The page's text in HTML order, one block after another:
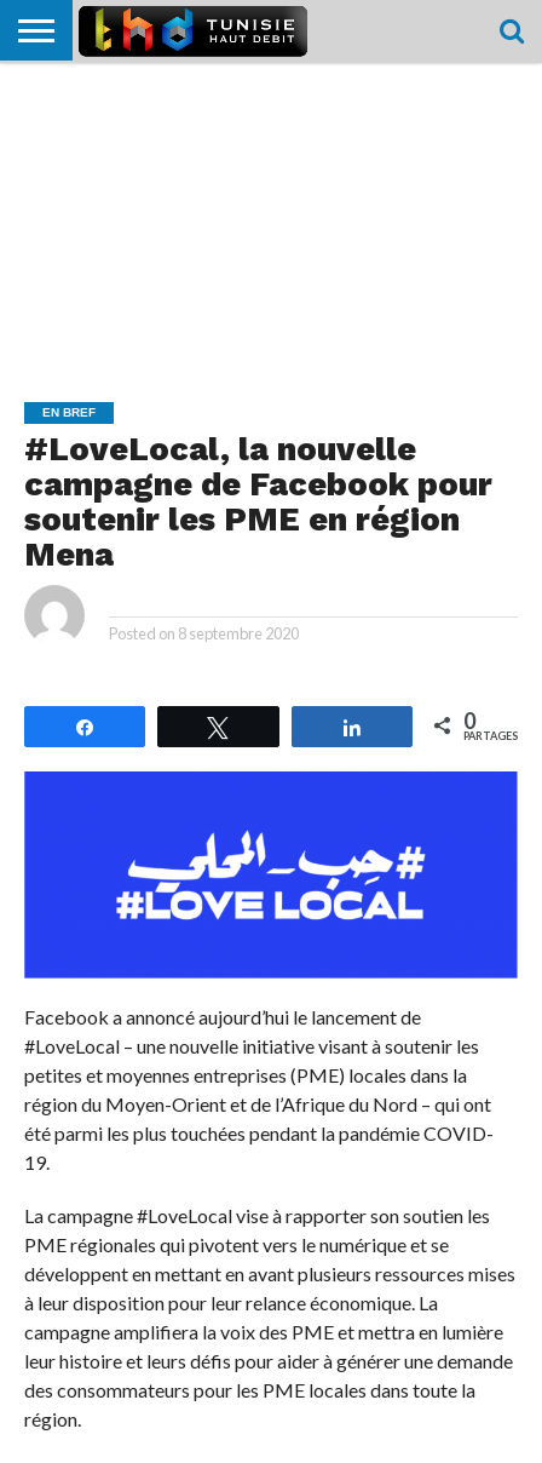
EN BREF
#LoveLocal, la nouvelle
campagne de Facebook pour
soutenir les PME en région
Mena
Posted on 8 septembre 2020
Partagez 0
PARTAGES
Facebook a annoncé aujourd’hui le lancement de
#LoveLocal – une nouvelle initiative visant à soutenir les
petites et moyennes entreprises (PME) locales dans la
région du Moyen-Orient et de l’Afrique du Nord – qui ont
été parmi les plus touchées pendant la pandémie COVID-
19.
La campagne #LoveLocal vise à rapporter son soutien les
PME régionales qui pivotent vers le numérique et se
développent en mettant en avant plusieurs ressources mises
à leur disposition pour leur relance économique. La
campagne amplifiera la voix des PME et mettra en lumière
leur histoire et leurs défis pour aider à générer une demande
des consommateurs pour les PME locales dans toute la
région.